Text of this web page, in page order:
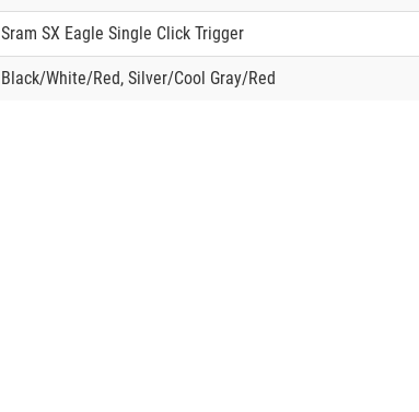
Sram SX Eagle Single Click Trigger
Black/White/Red, Silver/Cool Gray/Red